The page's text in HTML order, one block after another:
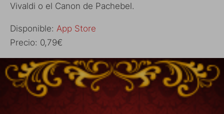
Vivaldi o el Canon de Pachebel.
Disponible: App Store
Precio: 0,79€